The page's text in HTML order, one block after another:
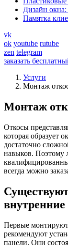
Дизайн
Памятка
vk
ok youtube rutube
zen telegram
заказать
Услуги
Монтаж
Монтаж
Откосы
которая образует
достаточно
навыков. Поэтому
всегда можно
Первые
рекомендуют
панели. Они